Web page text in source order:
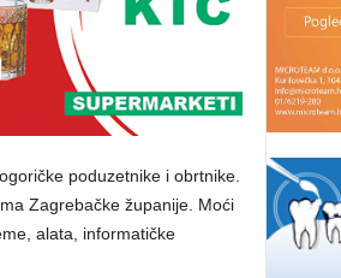
poduzetnike i obrtnike.
Zagrebačke županije. Moći
alata, informatičke